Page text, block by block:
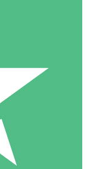
Sin compromiso